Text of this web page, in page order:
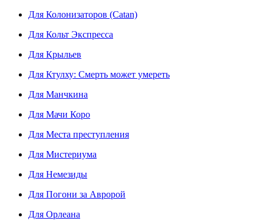
Для Колонизаторов (Catan)
Для Кольт Экспресса
Для Крыльев
Для Ктулху: Смерть может умереть
Для Манчкина
Для Мачи Коро
Для Места преступления
Для Мистериума
Для Немезиды
Для Погони за Авророй
Для Орлеана